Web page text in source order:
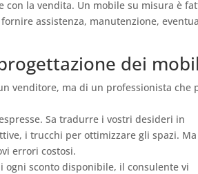
la vendita. Un mobile su misura è
assistenza, manutenzione,
dei
venditore, ma di un professionista che
Sa tradurre i vostri desideri in
i trucchi per ottimizzare gli spazi. Ma
errori costosi.
sconto disponibile, il consulente vi